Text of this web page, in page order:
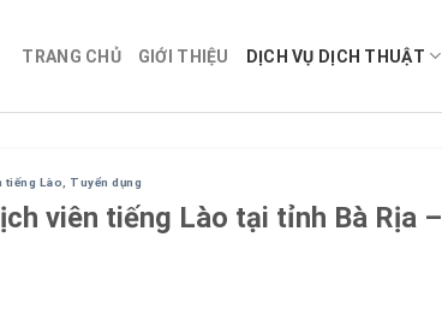
TRANG CHỦ GIỚI THIỆU DỊCH VỤ DỊCH THUẬT
tiếng Lào Tuyển dụng
viên tiếng Lào tại tỉnh Bà Rịa –